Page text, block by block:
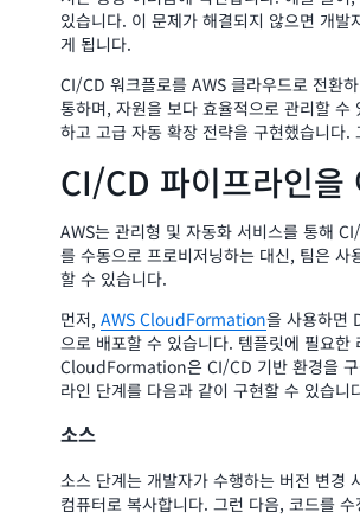
있습니다. 이 문제가 해결되지 않으면 개
게 됩니다.
CI/CD 워크플로를 AWS 클라우드로 전환
통하며, 자원을 보다 효율적으로 관리할 수
하고 고급 자동 확장 전략을 구현했습니다
CI/CD 파이프라인을
AWS는 관리형 및 자동화 서비스를 통해
를 수동으로 프로비저닝하는 대신, 팀은
할 수 있습니다.
먼저, AWS CloudFormation을 사용하면
으로 배포할 수 있습니다. 템플릿에 필요
CloudFormation은 CI/CD 기반 환경을 구
라인 단계를 다음과 같이 구현할 수 있습니
소스
소스 단계는 개발자가 수행하는 버전 변경
컴퓨터로 복사합니다. 그런 다음, 코드를